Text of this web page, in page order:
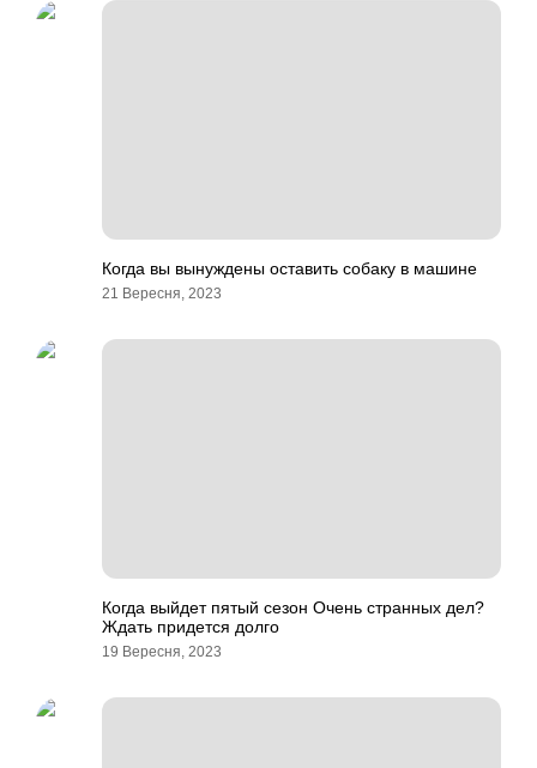
Когда вы вынуждены оставить собаку в машине
21 Вересня, 2023
Когда выйдет пятый сезон Очень странных дел?
Ждать придется долго
19 Вересня, 2023